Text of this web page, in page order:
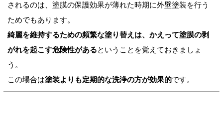
されるのは、塗膜の保護効果が薄れた時期に外壁塗装を行う
ためでもあります。
綺麗を維持するための頻繁な塗り替えは、かえって塗膜の剥
がれを起こす危険性があるということを覚えておきましょ
う。
この場合は塗装よりも定期的な洗浄の方が効果的です。